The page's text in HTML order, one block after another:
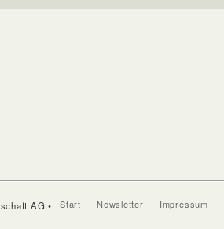
AG • Start Newsletter Impressum